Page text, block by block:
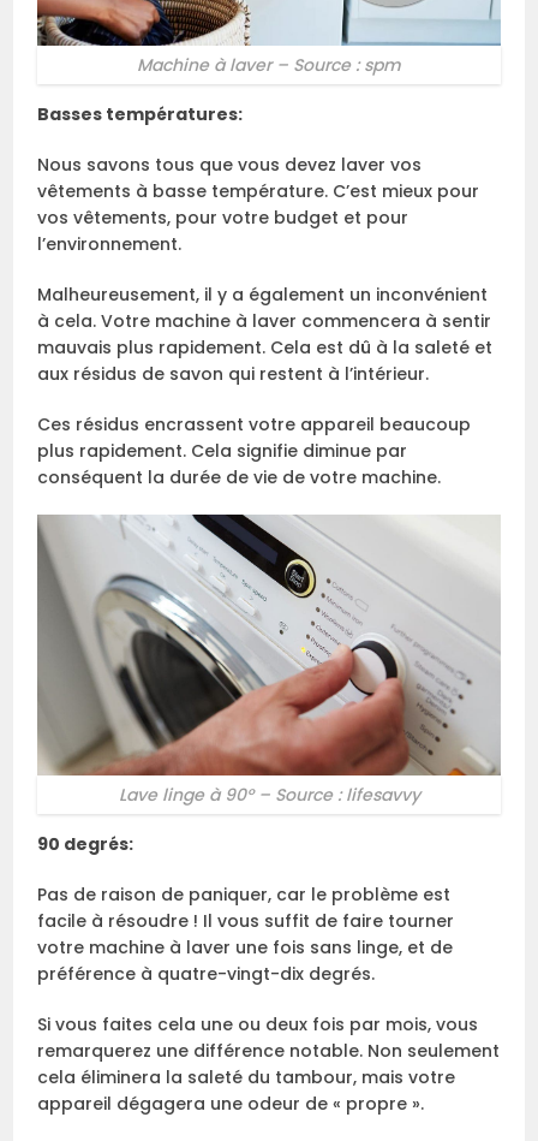
Machine à laver – Source : spm
Basses températures:
Nous savons tous que vous devez laver vos
vêtements à basse température. C’est mieux pour
vos vêtements, pour votre budget et pour
l’environnement.
Malheureusement, il y a également un inconvénient
à cela. Votre machine à laver commencera à sentir
mauvais plus rapidement. Cela est dû à la saleté et
aux résidus de savon qui restent à l’intérieur.
Ces résidus encrassent votre appareil beaucoup
plus rapidement. Cela signifie diminue par
conséquent la durée de vie de votre machine.
Lave linge à 90° – Source : lifesavvy
90 degrés:
Pas de raison de paniquer, car le problème est
facile à résoudre ! Il vous suffit de faire tourner
votre machine à laver une fois sans linge, et de
préférence à quatre-vingt-dix degrés.
Si vous faites cela une ou deux fois par mois, vous
remarquerez une différence notable. Non seulement
cela éliminera la saleté du tambour, mais votre
appareil dégagera une odeur de « propre ».